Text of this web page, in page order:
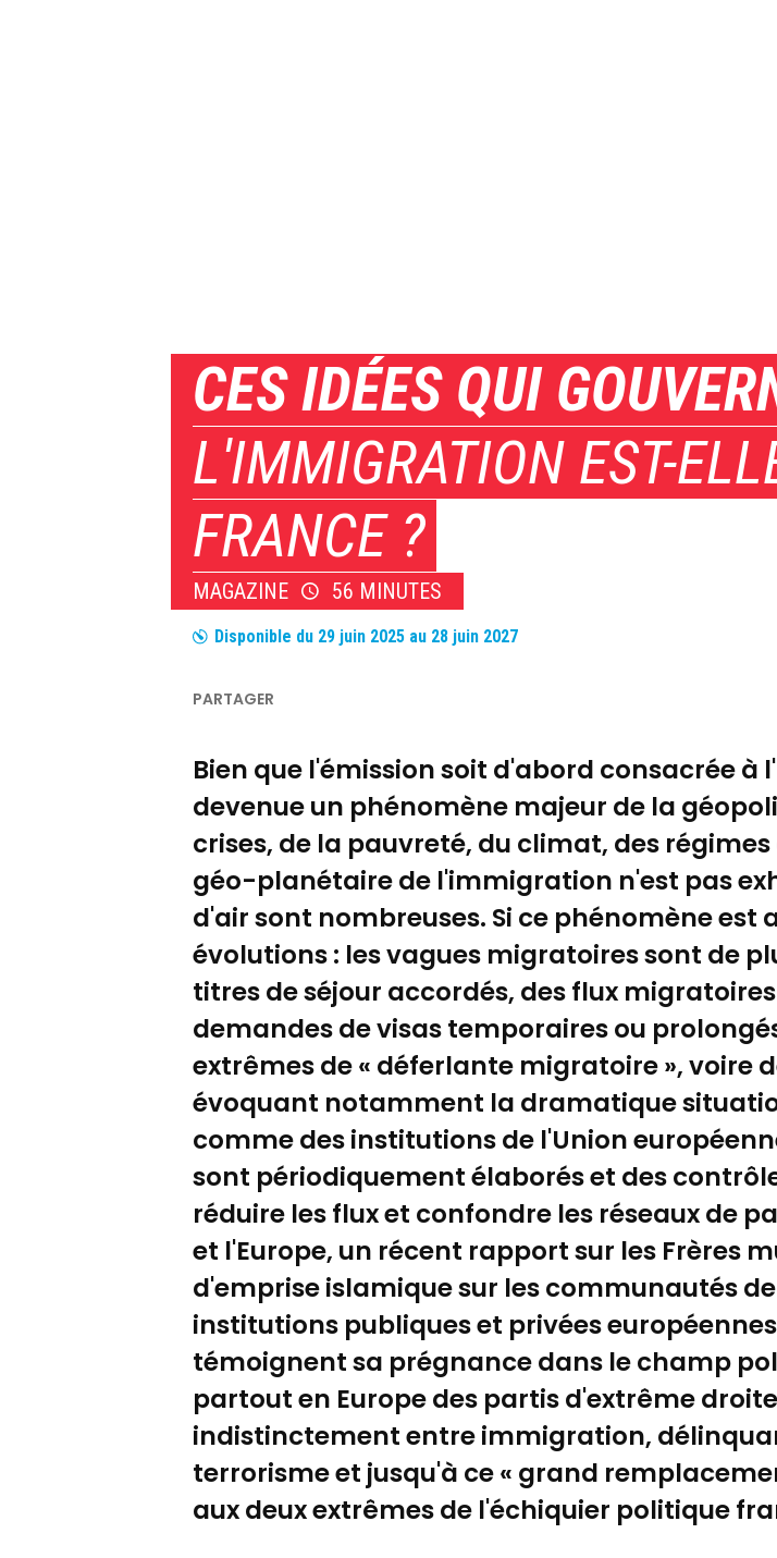
CES IDÉES QUI
L'IMMIGRATION EST-
FRANCE ?
MAGAZINE 56 MINUTES
Disponible du 29 juin 2025 au 28 juin 2027
Bien que l'émission soit d'abord consacrée
devenue un phénomène majeur de la
crises, de la pauvreté, du climat, des
géo-planétaire de l'immigration n'est pas
d'air sont nombreuses. Si ce phénomène est
évolutions : les vagues migratoires sont de
titres de séjour accordés, des flux
demandes de visas temporaires ou
extrêmes de « déferlante migratoire », voire
évoquant notamment la dramatique
comme des institutions de l'Union
sont périodiquement élaborés et des
réduire les flux et confondre les réseaux de
et l'Europe, un récent rapport sur les Frères
d'emprise islamique sur les communautés
institutions publiques et privées
témoignent sa prégnance dans le champ
partout en Europe des partis d'extrême
indistinctement entre immigration,
terrorisme et jusqu'à ce « grand
aux deux extrêmes de l'échiquier politique